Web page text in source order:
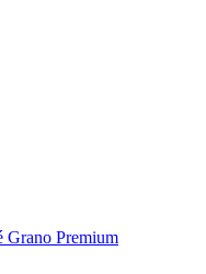
Grano Premium